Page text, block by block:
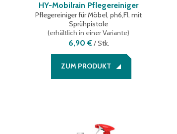
HY-Mobilrain Pflegereiniger
Pflegereiniger für Möbel, ph6,Fl. mit
Sprühpistole
(erhältlich in einer Variante)
6,90 €/Stk.
ZUM PRODUKT